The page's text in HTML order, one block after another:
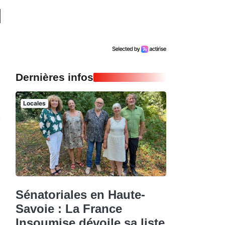
Dernières infos
Locales
Sénatoriales en Haute-
Savoie : La France